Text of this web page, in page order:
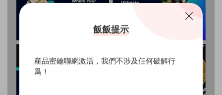
飯飯提示
産品密鑰聯網激活，我們不涉及任何破解行
爲！